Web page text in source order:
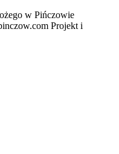
w Pińczowie
Projekt i